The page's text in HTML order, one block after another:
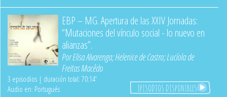
EBP – MG. Apertura de las XXIV Jornadas:
“Mutaciones del vínculo social - lo nuevo en
alianzas”.
PorElisa Alvarenga;Helenice de Castro;Lucíola de
Freitas Macêdo
3 episodios | duración total: 70:14'
Audio en: Portugués
EPISODIOS DISPONIBLES